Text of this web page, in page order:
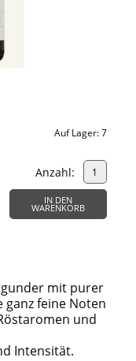
Auf Lager:7
Anzahl:
IN DEN
WARENKORB
mit purer
ganz feine Noten
und
Intensität.